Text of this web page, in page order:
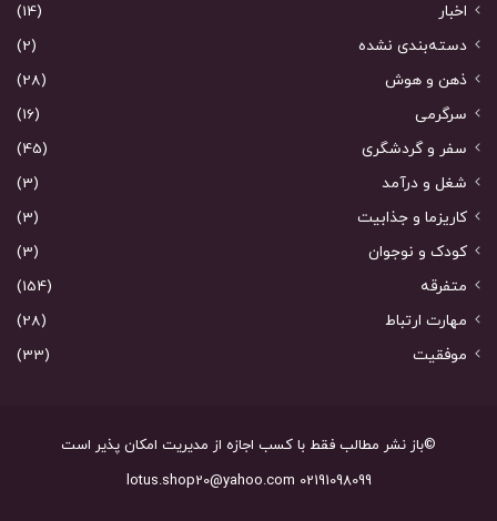
اخبار
(14)
دسته‌بندی نشده
(2)
ذهن و هوش
(28)
سرگرمی
(16)
سفر و گردشگری
(45)
شغل و درآمد
(3)
کاریزما و جذابیت
(3)
کودک و نوجوان
(3)
متفرقه
(154)
مهارت ارتباط
(28)
موفقیت
(33)
©باز نشر مطالب فقط با کسب اجازه از مدیریت امکان پذیر است
02191098099 lotus.shop20@yahoo.com